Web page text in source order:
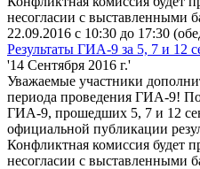
несогласии с выставленными
22.09.2016 с 10:30 до 17:30
Результаты ГИА-9 за 5, 7 и 12
'14 Сентября 2016 г.'
Уважаемые участники
периода проведения ГИА-9!
ГИА-9, прошедших 5, 7 и 12
официальной публикации
Конфликтная комиссия будет
несогласии с выставленными